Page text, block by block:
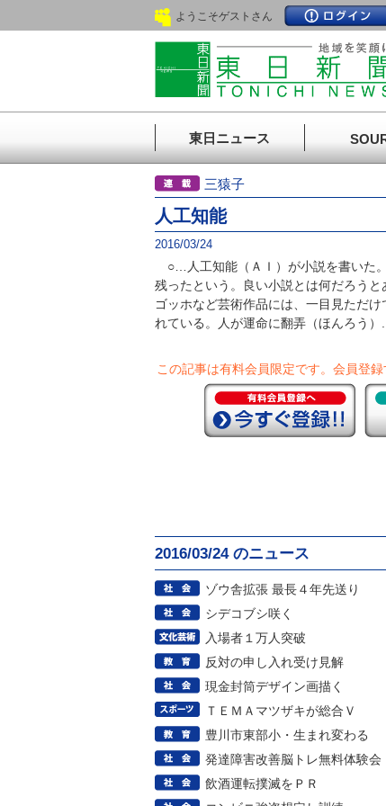
ようこそゲストさん
東日ニュース
三猿子
人工知能
2016/03/24
○…人工知能（ＡＩ）が小説を書いた
残ったという。良い小説とは何だろう
ゴッホなど芸術作品には、一目見ただ
れている。人が運命に翻弄（ほんろう）...
この記事は有料会員限定です。 会員登録
2016/03/24 のニュース
ゾウ舎拡張 最長４年先送り
シデコブシ咲く
入場者１万人突破
反対の申し入れ受け見解
現金封筒デザイン画描く
ＴＥＭＡマツザキが総合Ｖ
豊川市東部小・生まれ変わる
発達障害改善脳トレ無料体験会
飲酒運転撲滅をＰＲ